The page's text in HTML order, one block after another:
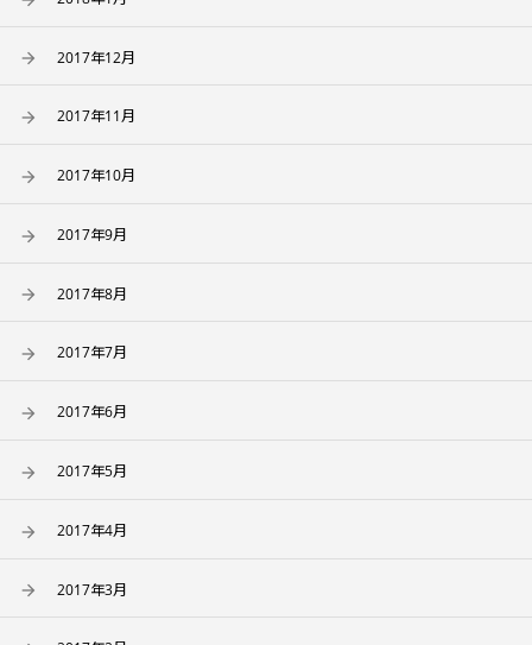
2017年12月
2017年11月
2017年10月
2017年9月
2017年8月
2017年7月
2017年6月
2017年5月
2017年4月
2017年3月